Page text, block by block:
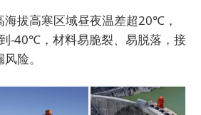
海拔高寒区域昼夜温差超20℃，
-40℃，材料易脆裂、易脱落，接
险。